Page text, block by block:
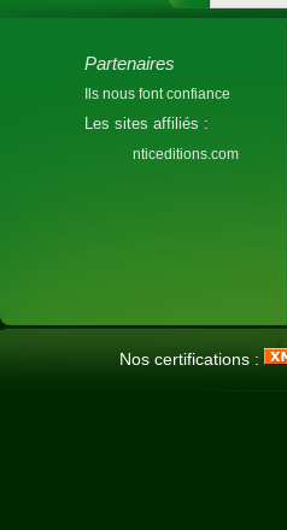
Partenaires
Ils nous font confiance
Les sites affiliés :
nticeditions.com
Nos certifications :